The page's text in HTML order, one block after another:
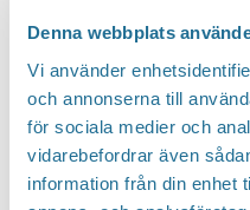
Denna webbplats
Vi använder
och annonserna till
för sociala medier och
vidarebefordrar även
information från din enhet
Du måste vara
kommentar.